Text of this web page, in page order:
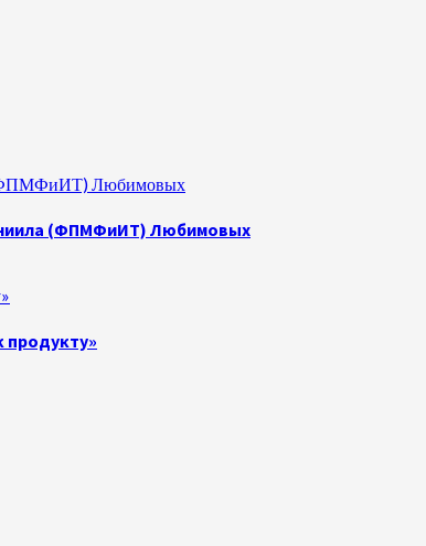
(ФПМФиИТ) Любимовых
(ФПМФиИТ) Любимовых
продукту»